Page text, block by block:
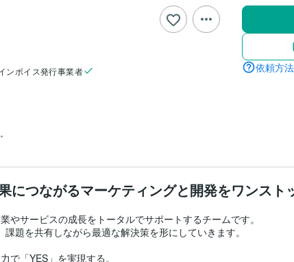
ンボイス発行事業者
依頼方
につながるマーケティングと開発をワンスト
サービスの成長をトータルでサポートするチームです。
題を共有しながら最適な解決策を形にしていきます。
で「YES」を実現する。